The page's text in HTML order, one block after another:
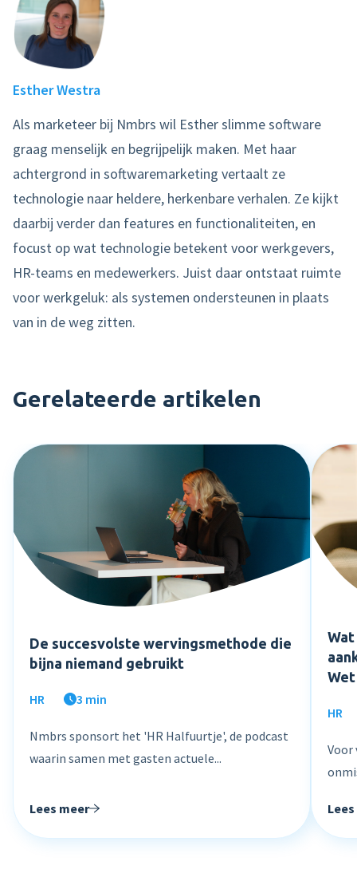
Esther Westra
Als marketeer bij Nmbrs wil Esther slimme software
graag menselijk en begrijpelijk maken. Met haar
achtergrond in softwaremarketing vertaalt ze
technologie naar heldere, herkenbare verhalen. Ze kijkt
daarbij verder dan features en functionaliteiten, en
focust op wat technologie betekent voor werkgevers,
HR-teams en medewerkers. Juist daar ontstaat ruimte
voor werkgeluk: als systemen ondersteunen in plaats
van in de weg zitten.
Gerelateerde artikelen
De succesvolste wervingsmethode die
bijna niemand gebruikt
HR 3 min
Nmbrs sponsort het 'HR Halfuurtje', de podcast
waarin samen met gasten actuele...
Lees meer
Wet
HR
Voor